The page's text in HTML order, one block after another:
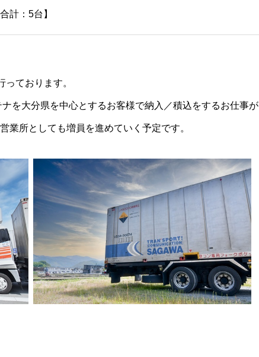
合計：5台】
ております。
を大分県を中心とするお客様で納入／積込をするお仕事が
業所としても増員を進めていく予定です。